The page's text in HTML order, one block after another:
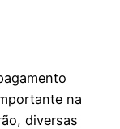
na
diversas